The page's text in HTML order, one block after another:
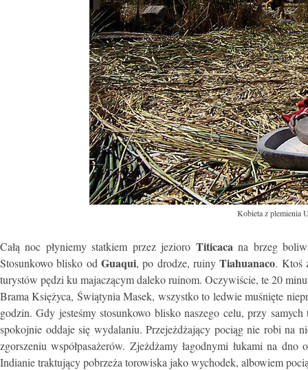
Kobieta z plemienia
Całą noc płyniemy statkiem przez jezioro Titicaca na brzeg
Stosunkowo blisko od Guaqui, po drodze, ruinyTiahuanaco. Ktoś
turystów pędzi ku majaczącym daleko ruinom. Oczywiście, te 20
Brama Księżyca, Świątynia Masek, wszystko to ledwie muśnięte
godzin. Gdy jesteśmy stosunkowo blisko naszego celu, przy
spokojnie oddaje się wydalaniu. Przejeżdżający pociąg nie robi na
zgorszeniu współpasażerów. Zjeżdżamy łagodnymi łukami na
Indianie traktujący pobrzeża torowiska jako wychodek, albowiem